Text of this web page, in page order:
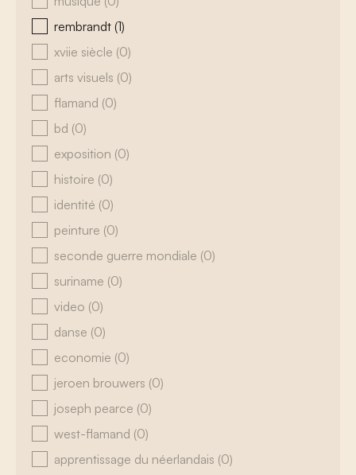
rembrandt (1)
xviie siècle (0)
arts visuels (0)
flamand (0)
bd (0)
exposition (0)
histoire (0)
identité (0)
peinture (0)
seconde guerre mondiale (0)
suriname (0)
video (0)
danse (0)
economie (0)
jeroen brouwers (0)
joseph pearce (0)
west-flamand (0)
apprentissage du néerlandais (0)